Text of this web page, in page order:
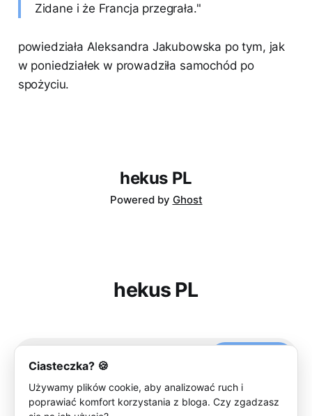
Ciasteczka? 🍪
Używamy plików cookie, aby analizować ruch i
poprawiać komfort korzystania z bloga. Czy zgadzasz
Zidane i że Francja przegrała."
powiedziała Aleksandra Jakubowska po tym, jak
w poniedziałek w prowadziła samochód po
spożyciu.
hekus PL
Powered by Ghost
hekus PL